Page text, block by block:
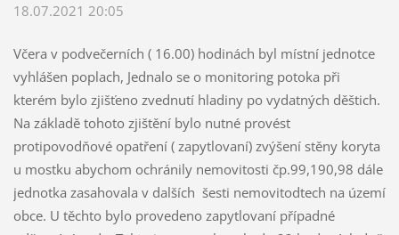
18.07.2021 20:05
Včera v podvečerních ( 16.00) hodinách byl místní jednotce
vyhlášen poplach, Jednalo se o monitoring potoka při
kterém bylo zjišťeno zvednutí hladiny po vydatných děštich.
Na základě tohoto zjištění bylo nutné provést
protipovodňové opatření ( zapytlovaní) zvýšení stěny koryta
u mostku abychom ochránily nemovitosti čp.99,190,98 dále
jednotka zasahovala v dalších šesti nemovitodtech na území
obce. U těchto bylo provedeno zapytlovaní případné